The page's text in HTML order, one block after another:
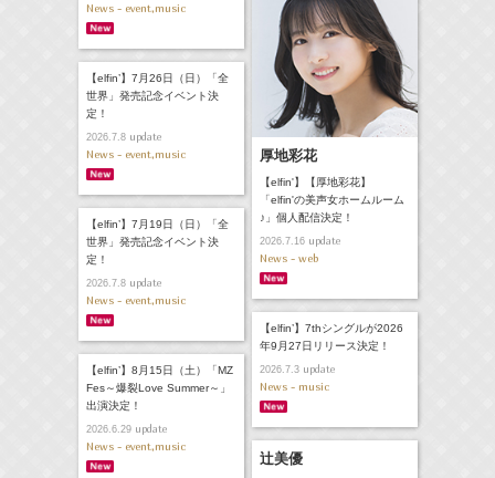
News - event,music
厚地彩花
【elfin'】【厚地彩花】
「elfin'の美声女ホームルーム
♪」個人配信決定！
2026.7.16update
News - web
【elfin’】7月26日（日）「全
世界」発売記念イベント決
定！
2026.7.8update
News - event,music
【elfin’】7月19日（日）「全
世界」発売記念イベント決
定！
2026.7.8update
News - event,music
【elfin’】7thシングルが2026
年9月27日リリース決定！
2026.7.3update
News - music
【elfin’】8月15日（土）「MZ
Fes～爆裂Love Summer～」
出演決定！
2026.6.29update
News - event,music
辻美優